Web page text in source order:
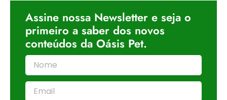
Assine nossa Newsletter e seja o
primeiro a saber dos novos
conteúdos da Oásis Pet.